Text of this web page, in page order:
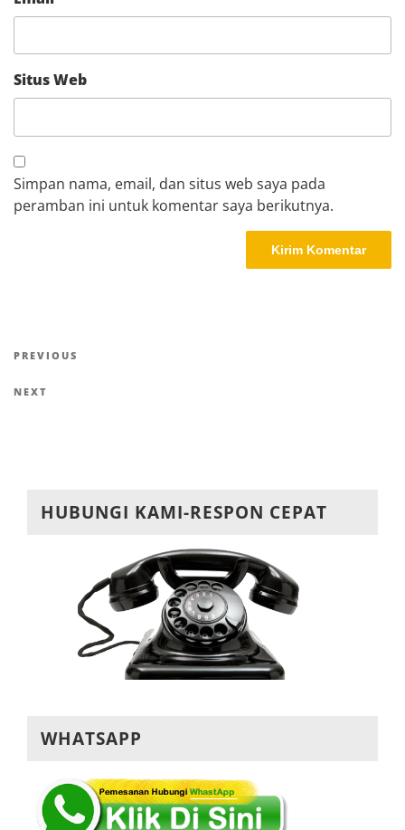
Situs Web
Simpan nama, email, dan situs web saya pada
peramban ini untuk komentar saya berikutnya.
Navigasi
pos
Previous
PREVIOUS
Next
NEXT
HUBUNGI KAMI-RESPON CEPAT
WHATSAPP